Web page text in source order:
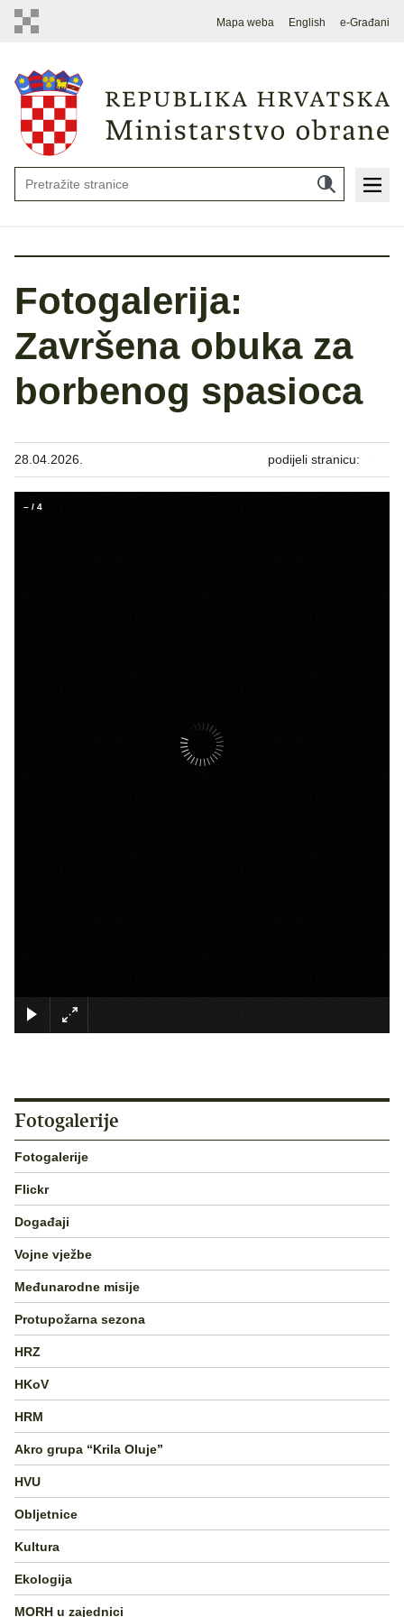
Mapa weba English e-Građani
Fotogalerija:
Završena obuka za
borbenog spasioca
28.04.2026. podijeli stranicu:
– / 4
Fotogalerije
Fotogalerije
Flickr
Događaji
Vojne vježbe
Međunarodne misije
Protupožarna sezona
HRZ
HKoV
HRM
Akro grupa “Krila Oluje”
HVU
Obljetnice
Kultura
Ekologija
MORH u zajednici